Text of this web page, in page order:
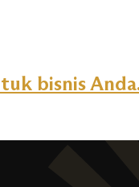
bisnis